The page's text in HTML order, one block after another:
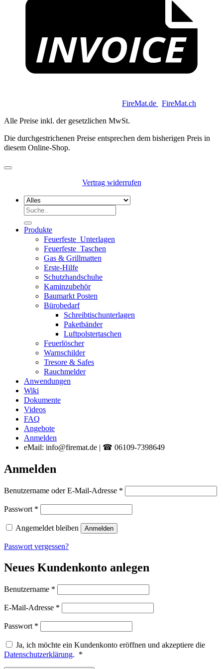
FireMat.de FireMat.ch
Alle Preise inkl. der gesetzlichen MwSt.
Die durchgestrichenen Preise entsprechen dem bisherigen Preis in
diesem Online-Shop.
Vertrag widerrufen
Suchen
Produkte
Feuerfeste_Unterlagen
Feuerfeste_Taschen
Gas & Grillmatten
Erste-Hilfe
Schutzhandschuhe
Kaminzubehör
Baumarkt Posten
Bürobedarf
Schreibtischunterlagen
Paketbänder
Luftpolstertaschen
Feuerlöscher
Warnschilder
Tresore & Safes
Rauchmelder
Anwendungen
Wiki
Dokumente
Videos
FAQ
Angebote
Anmelden
eMail: info@firemat.de | ☎ 06109-7398649
Anmelden
Benutzername oder E-Mail-Adresse *
Passwort *
Angemeldet bleiben Anmelden
Passwort vergessen?
Neues Kundenkonto anlegen
Benutzername *
E-Mail-Adresse *
Passwort *
Ja, ich möchte ein Kundenkonto eröffnen und akzeptiere die
Datenschutzerklärung. *